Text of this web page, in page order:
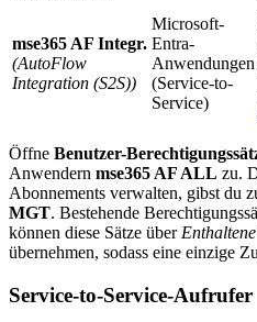
mse365 AF Integr.
(AutoFlow
Integration (S2S))
Microsoft-
Entra-
Anwendungen
(Service-to-
Service)
Öffne Benutzer-
Anwendern mse365 AF ALL zu.
Abonnements verwalten, gibst du
MGT. Bestehende
können diese Sätze über
übernehmen, sodass eine einzige
Service-to-Service-Aufrufer